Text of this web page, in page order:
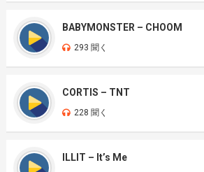
BABYMONSTER – CHOOM
293 聞く
CORTIS – TNT
228 聞く
ILLIT – It’s Me